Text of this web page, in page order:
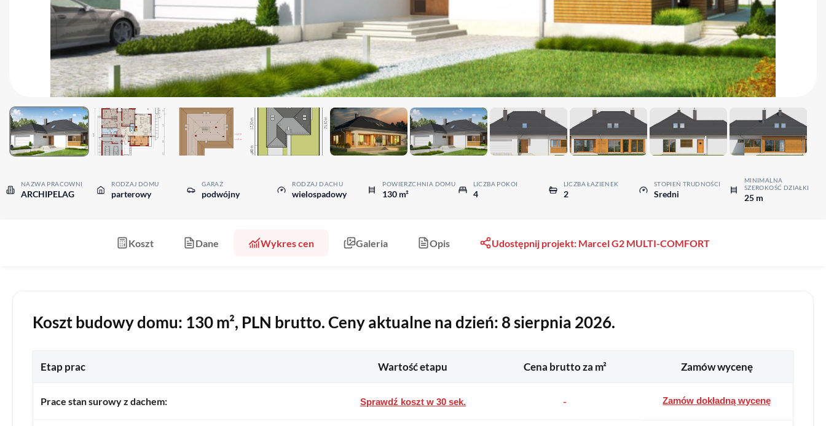
NAZWA PRACOWNI
ARCHIPELAG
RODZAJ DOMU
parterowy
GARAŻ
podwójny
RODZAJ DACHU
wielospadowy
POWIERZCHNIA DOMU
130 m²
LICZBA POKOI
4
LICZBA ŁAZIENEK
2
STOPIEŃ TRUDNOŚCI
Sredni
MINIMALNA
SZEROKOŚĆ DZIAŁKI
25 m
Koszt Dane Wykres cen Galeria Opis Udostępnij projekt: Marcel G2 MULTI-COMFORT
Koszt budowy domu: 130 m², PLN brutto. Ceny aktualne na dzień: 8 sierpnia 2026.
Etap prac Wartość etapu Cena brutto za m² Zamów wycenę
Prace stan surowy z dachem: Sprawdź koszt w 30 sek. - Zamów dokładną wycenę